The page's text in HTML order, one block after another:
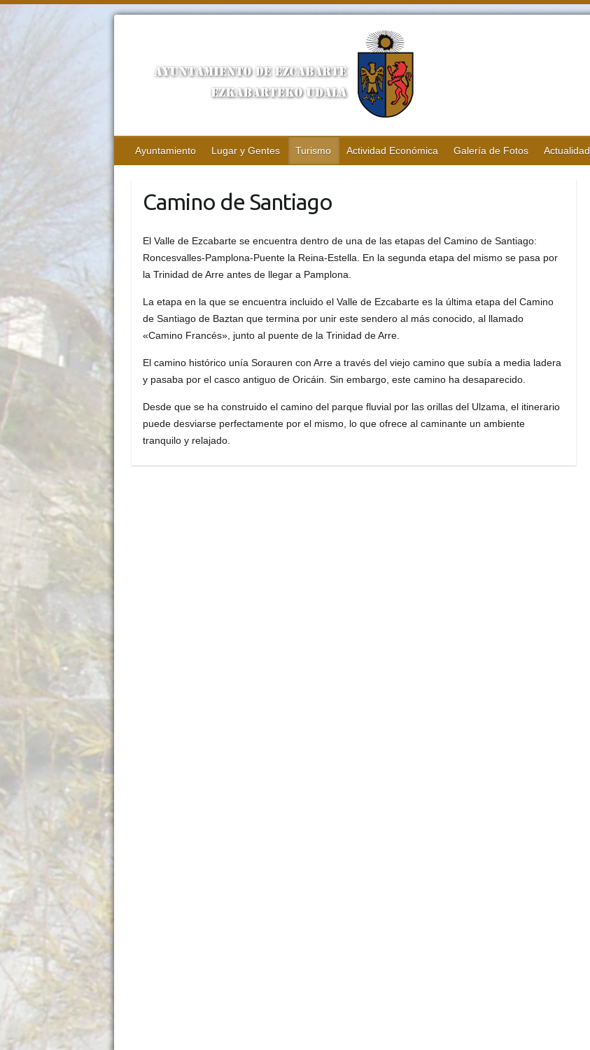
Ayuntamiento Lugar y Gentes Turismo Actividad Económica Galería de Fotos Actualidad
Camino de Santiago
El Valle de Ezcabarte se encuentra dentro de una de las etapas del Camino de Santiago:
Roncesvalles-Pamplona-Puente la Reina-Estella. En la segunda etapa del mismo se pasa por
la Trinidad de Arre antes de llegar a Pamplona.
La etapa en la que se encuentra incluido el Valle de Ezcabarte es la última etapa del Camino
de Santiago de Baztan que termina por unir este sendero al más conocido, al llamado
«Camino Francés», junto al puente de la Trinidad de Arre.
El camino histórico unía Sorauren con Arre a través del viejo camino que subía a media ladera
y pasaba por el casco antiguo de Oricáin. Sin embargo, este camino ha desaparecido.
Desde que se ha construido el camino del parque fluvial por las orillas del Ulzama, el itinerario
puede desviarse perfectamente por el mismo, lo que ofrece al caminante un ambiente
tranquilo y relajado.